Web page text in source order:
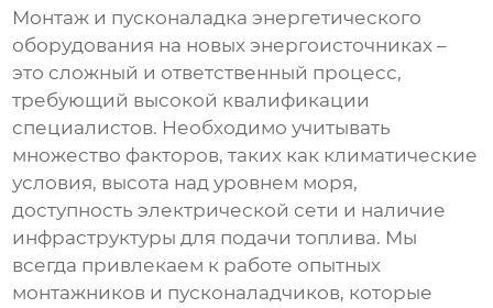
Монтаж и пусконаладкаэнергетического
оборудования на новых энергоисточниках –
это сложный и ответственный процесс,
требующий высокой квалификации
специалистов. Необходимо учитывать
множество факторов, таких как климатические
условия, высота над уровнем моря,
доступность электрической сети и наличие
инфраструктуры для подачи топлива. Мы
всегда привлекаем к работе опытных
монтажников и пусконаладчиков, которые